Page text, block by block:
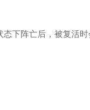
阵亡后，被复活时